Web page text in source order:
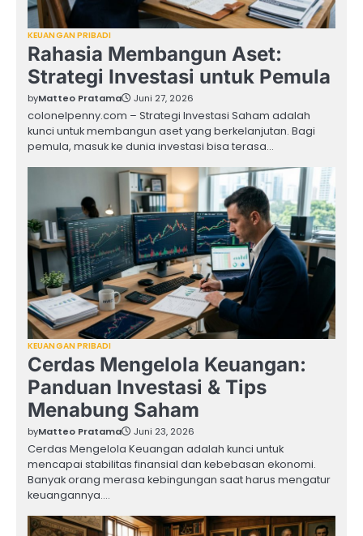
KEUANGAN PRIBADI
Rahasia Membangun Aset:
Strategi Investasi untuk Pemula
byMatteo Pratama Juni 27, 2026
colonelpenny.com – Strategi Investasi Saham adalah
kunci untuk membangun aset yang berkelanjutan. Bagi
pemula, masuk ke dunia investasi bisa terasa…
KEUANGAN PRIBADI
Cerdas Mengelola Keuangan:
Panduan Investasi & Tips
Menabung Saham
byMatteo Pratama Juni 23, 2026
Cerdas Mengelola Keuangan adalah kunci untuk
mencapai stabilitas finansial dan kebebasan ekonomi.
Banyak orang merasa kebingungan saat harus mengatur
keuangannya.…